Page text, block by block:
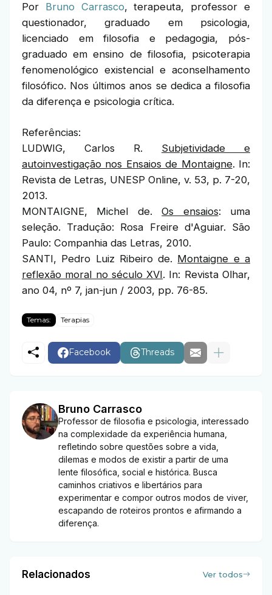
Por Bruno Carrasco, terapeuta, professor e
questionador, graduado em psicologia,
licenciado em filosofia e pedagogia, pós-
graduado em ensino de filosofia, psicoterapia
fenomenológico existencial e aconselhamento
filosófico. Nos últimos anos se dedica a filosofia
da diferença e psicologia crítica.
Referências:
LUDWIG, Carlos R. Subjetividade e
autoinvestigação nos Ensaios de Montaigne. In:
Revista de Letras, UNESP Online, v. 53, p. 7-20,
2013.
MONTAIGNE, Michel de.Os ensaios: uma
seleção. Tradução: Rosa Freire d'Aguiar. São
Paulo: Companhia das Letras, 2010.
SANTI, Pedro Luiz Ribeiro de. Montaigne e a
reflexão moral no século XVI. In: Revista Olhar,
ano 04, nº 7, jan-jun / 2003, pp. 76-85.
Temas: Terapias
Facebook Threads
Bruno Carrasco
Professor de filosofia e psicologia, interessado
na complexidade da experiência humana,
refletindo sobre questões sobre a vida,
dilemas e modos de existir a partir de uma
lente filosófica, social e histórica. Busca
caminhos criativos e libertários para
experimentar e compor outros modos de viver,
escapando de roteiros prontos e afirmando a
diferença.
Relacionados Ver todos